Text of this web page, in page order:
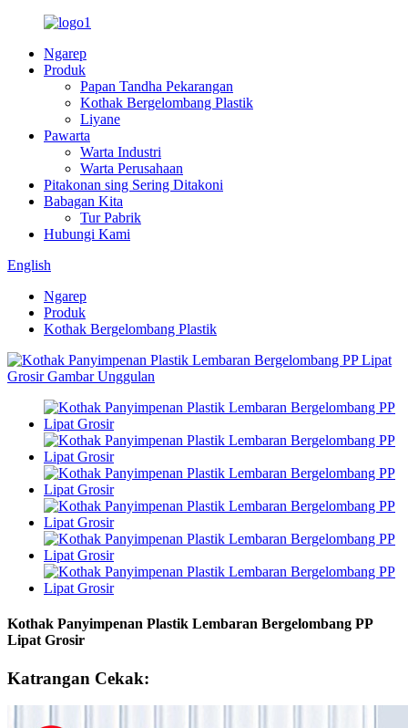
Ngarep
Produk
Papan Tandha Pekarangan
Kothak Bergelombang Plastik
Liyane
Pawarta
Warta Industri
Warta Perusahaan
Pitakonan sing Sering Ditakoni
Babagan Kita
Tur Pabrik
Hubungi Kami
English
Ngarep
Produk
Kothak Bergelombang Plastik
Kothak Panyimpenan Plastik Lembaran Bergelombang PP
Lipat Grosir
Katrangan Cekak: